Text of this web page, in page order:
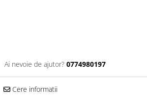
Ai nevoie de ajutor? 0774980197
Cere informatii